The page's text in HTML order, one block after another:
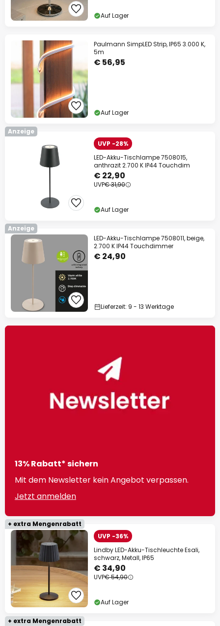
Auf Lager
Paulmann SimpLED Strip, IP65 3.000 K,
5m
€ 56,95
Auf Lager
Anzeige
UVP -28%
LED-Akku-Tischlampe 7508015,
anthrazit 2.700 K IP44 Touchdim
€ 22,90
UVP€ 31,90
Auf Lager
Anzeige
LED-Akku-Tischlampe 7508011, beige,
2.700 K IP44 Touchdimmer
€ 24,90
Lieferzeit: 9 - 13 Werktage
13% Rabatt* sichern
Mit dem Newsletter kein Angebot verpassen.
Jetzt anmelden
+ extra Mengenrabatt
UVP -36%
Lindby LED-Akku-Tischleuchte Esali,
schwarz, Metall, IP65
€ 34,90
UVP€ 54,90
Auf Lager
+ extra Mengenrabatt